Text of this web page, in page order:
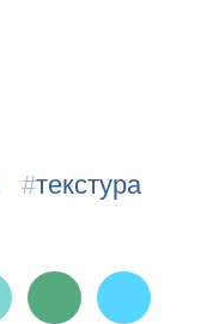
#текстура